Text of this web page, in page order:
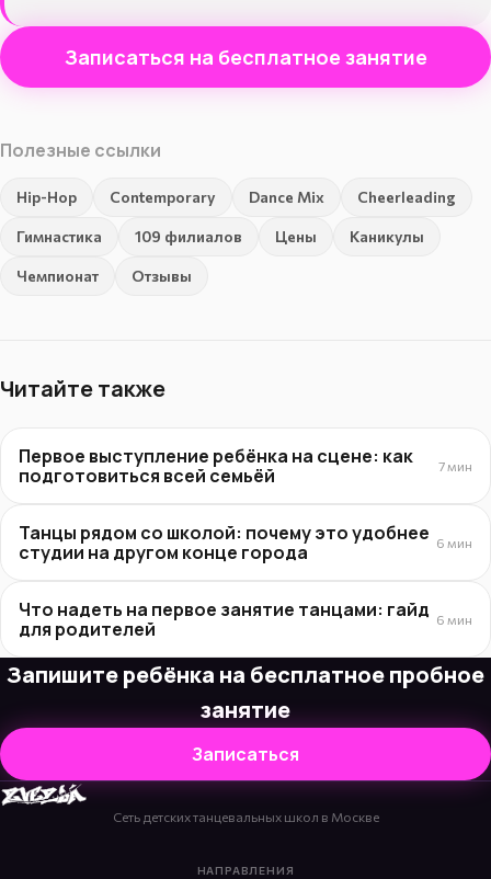
Записаться на бесплатное занятие
Полезные ссылки
Hip-Hop Contemporary Dance Mix Cheerleading
Гимнастика 109 филиалов Цены Каникулы
Чемпионат Отзывы
Читайте также
Первое выступление ребёнка на сцене: как
подготовиться всей семьёй
7 мин
Танцы рядом со школой: почему это удобнее
студии на другом конце города
6 мин
Что надеть на первое занятие танцами: гайд
для родителей
6 мин
Запишите ребёнка на бесплатное пробное
занятие
Записаться
Сеть детских танцевальных школ в Москве
НАПРАВЛЕНИЯ